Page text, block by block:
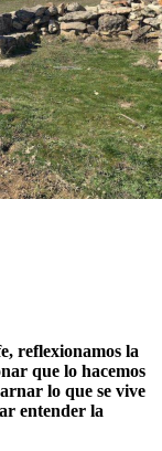
reflexionamos la
que lo hacemos
lo que se vive
entender la